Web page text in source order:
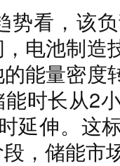
势看，该
电池制造
能量密度
时长从2
延伸。这
，储能市